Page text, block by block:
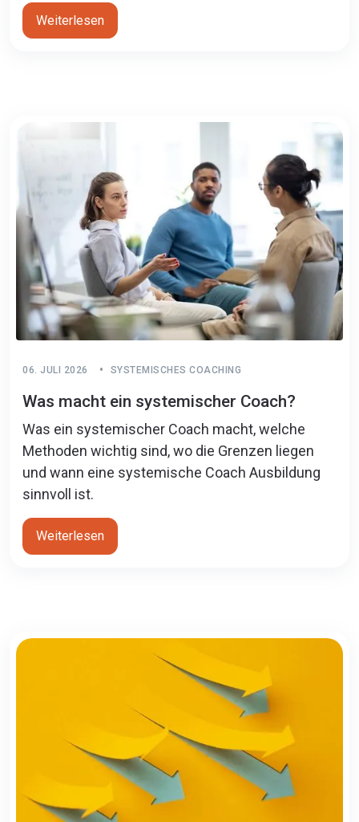
Weiterlesen
06. JULI 2026 SYSTEMISCHES COACHING
Was macht ein systemischer Coach?
Was ein systemischer Coach macht, welche
Methoden wichtig sind, wo die Grenzen liegen
und wann eine systemische Coach Ausbildung
sinnvoll ist.
Weiterlesen